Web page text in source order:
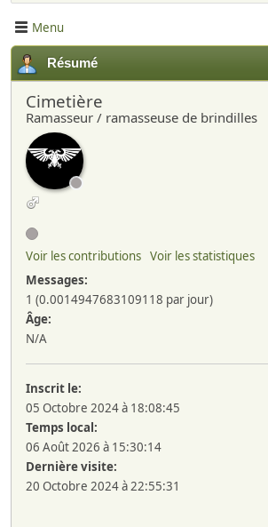
Menu
Résumé
Cimetière
Ramasseur / ramasseuse de brindilles
Voir les contributions Voir les statistiques
Messages:
1 (0.0014947683109118 par jour)
Âge:
N/A
Inscrit le:
05 Octobre 2024 à 18:08:45
Temps local:
06 Août 2026 à 15:30:14
Dernière visite:
20 Octobre 2024 à 22:55:31